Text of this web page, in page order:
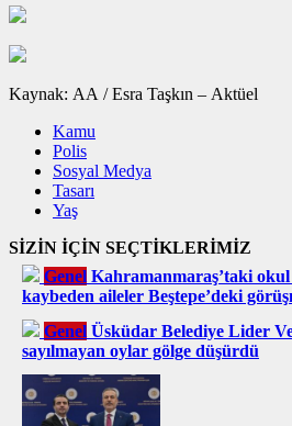
Kaynak: AA / Esra Taşkın – Aktüel
Kamu
Polis
Sosyal Medya
Tasarı
Yaş
SİZİN İÇİN SEÇTİKLERİMİZ
Genel Kahramanmaraş’taki
kaybeden aileler Beştepe’deki
Genel Üsküdar Belediye Lider
sayılmayan oylar gölge düşürdü